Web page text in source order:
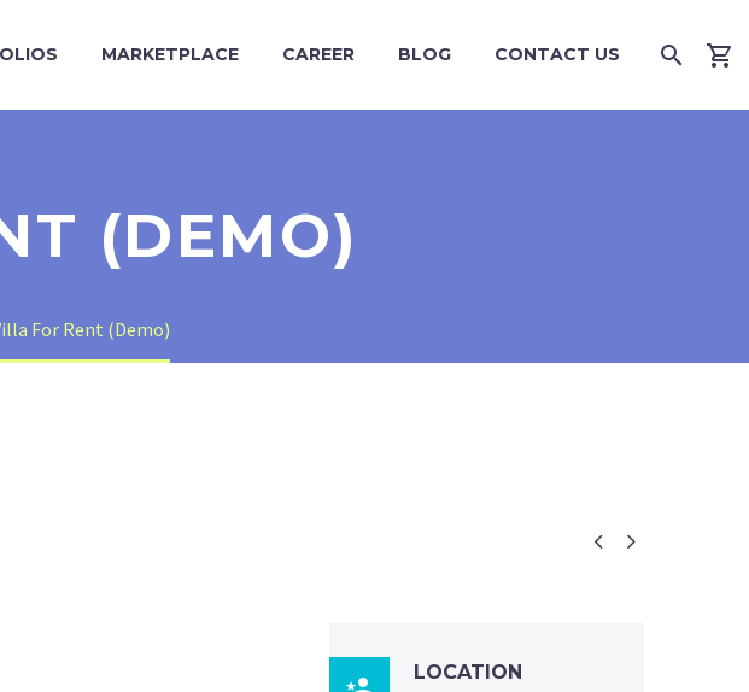
MARKETPLACE CAREER BLOG CONTACT US
(DEMO)
For Rent (Demo)
 
LOCATION